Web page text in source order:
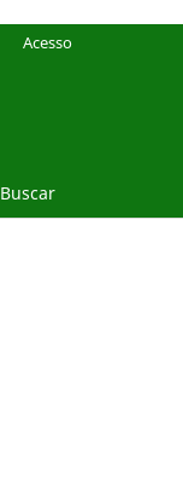
Buscar
Acesso